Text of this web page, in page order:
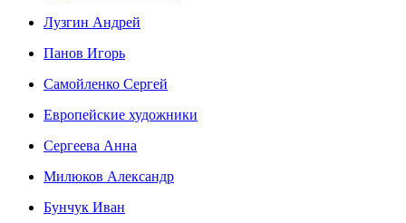
Лузгин Андрей
Панов Игорь
Сaмoйленко Сергей
Европейские художники
Сергеева Анна
Милюков Александр
Бунчук Иван